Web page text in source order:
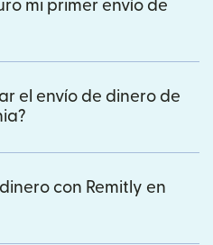
mi primer envío de
el envío de dinero de
con Remitly en